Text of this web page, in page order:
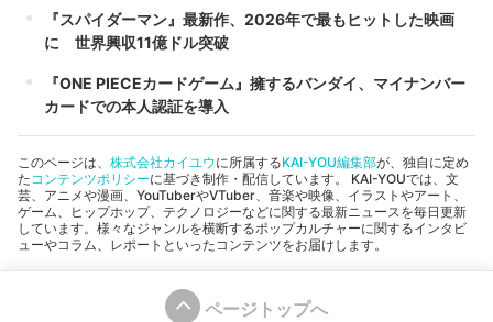
『スパイダーマン』最新作、2026年で最もヒットした映画
に 世界興収11億ドル突破
『ONE PIECEカードゲーム』擁するバンダイ、マイナンバー
カードでの本人認証を導入
このページは、 株式会社カイユウに所属するKAI-YOU編集部が、独自に定め
たコンテンツポリシーに基づき制作・配信しています。 KAI-YOUでは、文
芸、アニメや漫画、YouTuberやVTuber、音楽や映像、イラストやアート、
ゲーム、ヒップホップ、テクノロジーなどに関する最新ニュースを毎日更新
しています。様々なジャンルを横断するポップカルチャーに関するインタビ
ューやコラム、レポートといったコンテンツをお届けします。
ページトップへ